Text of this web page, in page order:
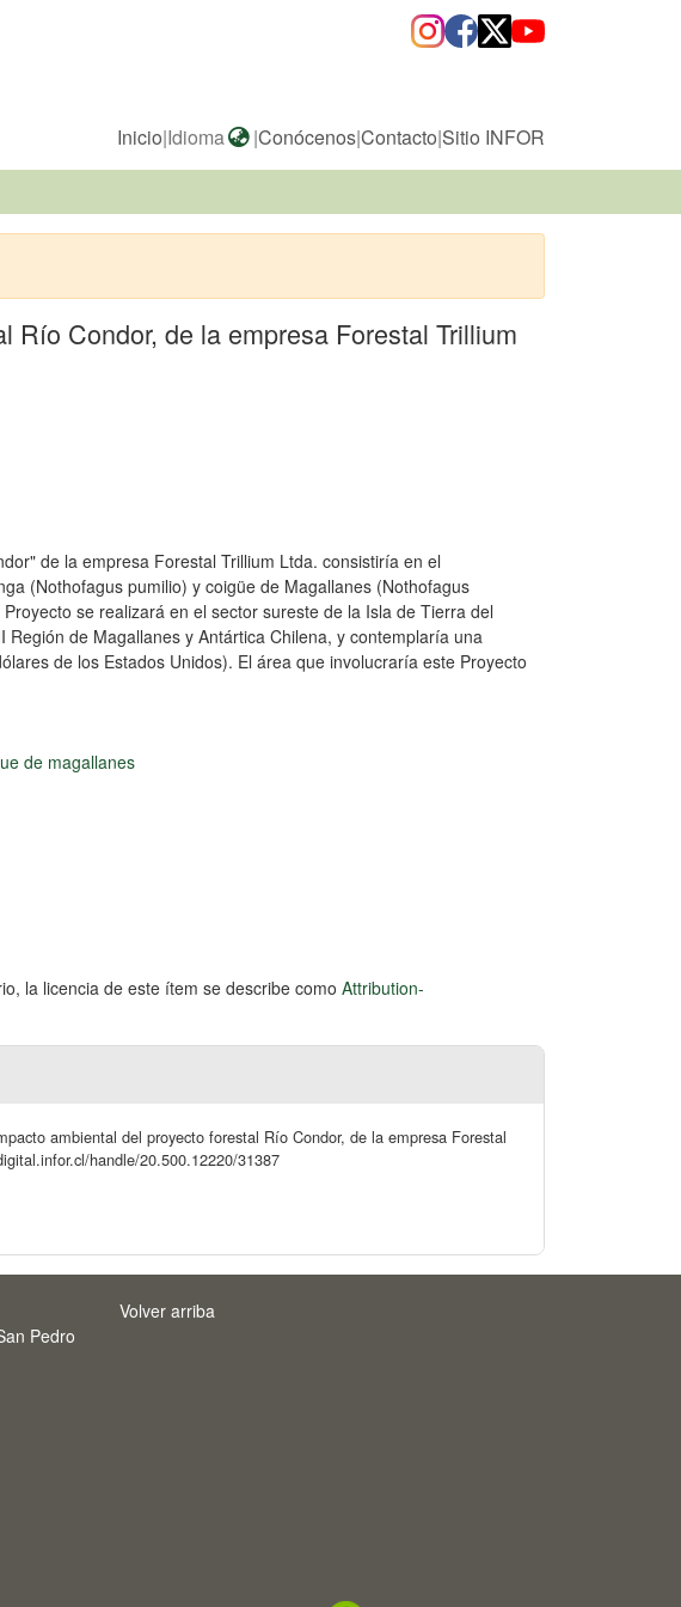
Inicio|Idioma |Conócenos|Contacto|Sitio INFOR
Río Condor, de la empresa Forestal Trillium
de la empresa Forestal Trillium Ltda. consistiría en el
(Nothofagus pumilio) y coigüe de Magallanes (Nothofagus
se realizará en el sector sureste de la Isla de Tierra del
de Magallanes y Antártica Chilena, y contemplaría una
de los Estados Unidos). El área que involucraría este Proyecto
de magallanes
la licencia de este ítem se describe como Attribution-
ambiental del proyecto forestal Río Condor, de la empresa Forestal
handle/20.500.12220/31387
Pedro
Volver arriba